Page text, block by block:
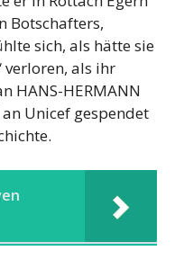
Botschafters,
sich, als hätte sie
verloren, als ihr
HANS-HERMANN
an Unicef gespendet